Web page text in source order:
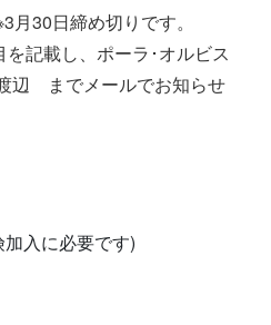
日締め切りです。
記載し、ポーラ･オルビス
辺 までメールでお知らせ
入に必要です)